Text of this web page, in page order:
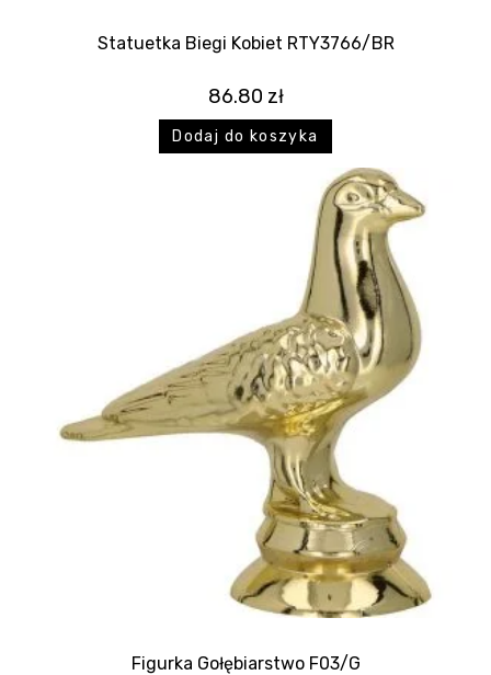
Statuetka Biegi Kobiet RTY3766/BR
86.80 zł
Dodaj do koszyka
Figurka Gołębiarstwo F03/G